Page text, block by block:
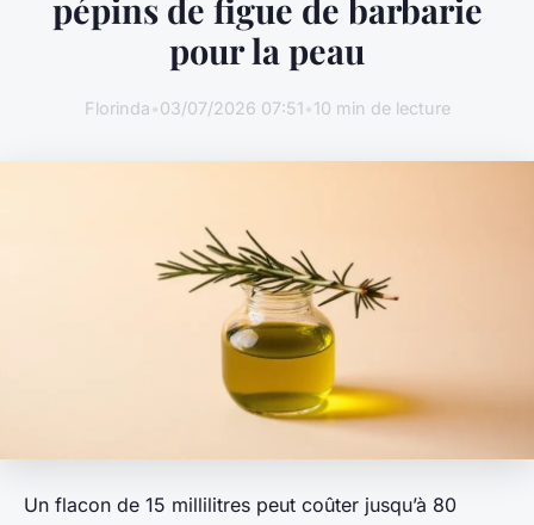
pépins de figue de barbarie
pour la peau
Florinda 03/07/2026 07:51 10 min de lecture
Un flacon de 15 millilitres peut coûter jusqu’à 80